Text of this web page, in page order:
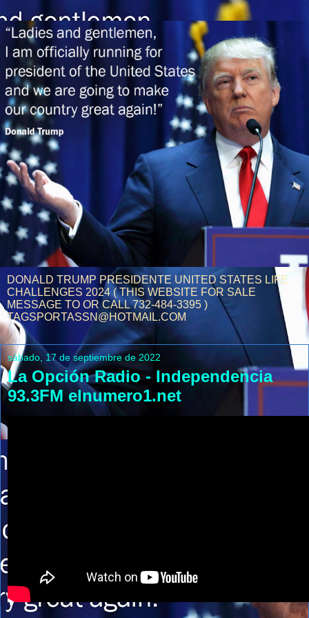
DONALD TRUMP PRESIDENTE UNITED STATES LIFE
CHALLENGES 2024 ( THIS WEBSITE FOR SALE
MESSAGE TO OR CALL 732-484-3395 )
TAGSPORTASSN@HOTMAIL.COM
sábado, 17 de septiembre de 2022
La Opción Radio - Independencia
93.3FM elnumero1.net